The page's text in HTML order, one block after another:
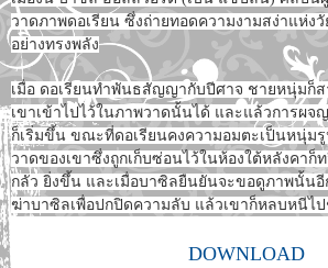
วาดภาพดอเรียน ซึ่งถ่ายทอดความงามสง่าแห่งวั
อย่างทรงพลัง
เมื่อ ดอเรียนทำพันธสัญญากับปีศาจ ชายหนุ่มก็
เขาเข้าไปไว้ในภาพวาดนั้นได้ และแล้วการผจ
ก็เริ่มขึ้น ขณะที่ดอเรียนคงความอมตะเป็นหนุ่มรู
วาดของเขาซึ่งถูกเก็บซ่อนไว้ในห้องใต้หลังคาก็
กลัว ยิ่งขึ้น และเมื่อบาซิลยืนยันจะขอดูภาพนั้นอี
ฆ่าบาซิลเพื่อปกปิดความลับ แล้วเขาก็หลบหนีไ
DOWNLOAD